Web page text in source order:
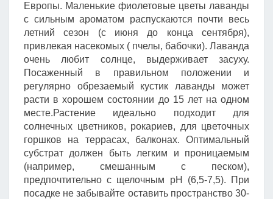
Европы. Маленькие фиолетовые цветы лаванды
с сильным ароматом распускаются почти весь
летний сезон (с июня до конца сентября),
привлекая насекомых ( пчелы, бабочки). Лаванда
очень любит солнце, выдерживает засуху.
Посаженный в правильном положении и
регулярно обрезаемый кустик лаванды может
расти в хорошем состоянии до 15 лет на одном
месте.Растение идеально подходит для
солнечных цветников, рокариев, для цветочных
горшков на террасах, балконах. Оптимальный
субстрат должен быть легким и проницаемым
(например, смешанным с песком),
предпочтительно с щелочным pH (6,5-7,5). При
посадке не забывайте оставить пространство 30-